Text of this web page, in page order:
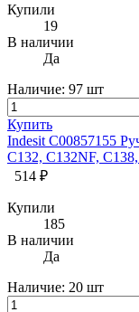
Купили
19
В наличии
Да
Наличие: 97 шт
Купить
Indesit C00857155
C132, C132NF,
514 ₽
Купили
185
В наличии
Да
Наличие: 20 шт